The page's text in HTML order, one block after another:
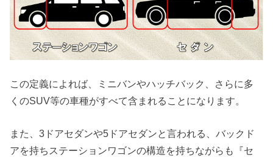
この定義によれば、ミニバンやハッチバック、さらに多
くのSUV等の車種がすべて含まれることになります。
また、3ドアセダンや5ドアセダンと言われる、バックド
アを持ちステーションワゴンの構造を持ちながらも『セ